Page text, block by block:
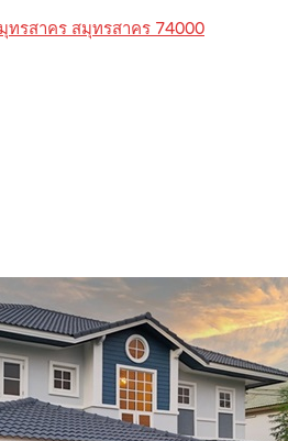
ทรสาคร สมุทรสาคร 74000